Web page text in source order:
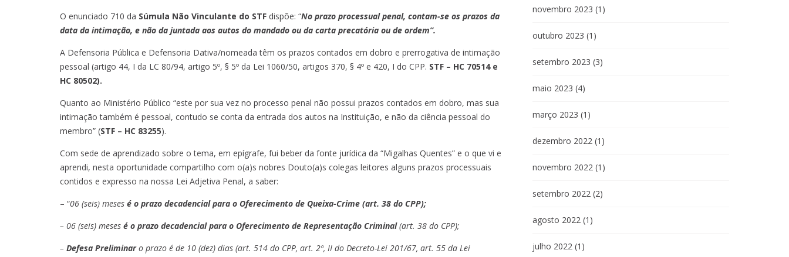
O enunciado 710 da Súmula Não Vinculante do STF dispõe: “No prazo processual penal, contam-se os prazos da
data da intimação, e não da juntada aos autos do mandado ou da carta precatória ou de ordem”.
A Defensoria Pública e Defensoria Dativa/nomeada têm os prazos contados em dobro e prerrogativa de intimação
pessoal (artigo 44, I da LC 80/94, artigo 5º, § 5º da Lei 1060/50, artigos 370, § 4º e 420, I do CPP. STF – HC 70514 e
HC 80502).
Quanto ao Ministério Público “este por sua vez no processo penal não possui prazos contados em dobro, mas sua
intimação também é pessoal, contudo se conta da entrada dos autos na Instituição, e não da ciência pessoal do
membro” (STF – HC 83255).
Com sede de aprendizado sobre o tema, em epígrafe, fui beber da fonte jurídica da “Migalhas Quentes” e o que vi e
aprendi, nesta oportunidade compartilho com o(a)s nobres Douto(a)s colegas leitores alguns prazos processuais
contidos e expresso na nossa Lei Adjetiva Penal, a saber:
– “06 (seis) meses é o prazo decadencial para o Oferecimento de Queixa-Crime (art. 38 do CPP);
– 06 (seis) meses é o prazo decadencial para o Oferecimento de Representação Criminal(art. 38 do CPP);
– Defesa Preliminaro prazo é de 10 (dez) dias (art. 514 do CPP, art. 2º, II do Decreto-Lei 201/67, art. 55 da Lei
novembro 2023 (1)
outubro 2023 (1)
setembro 2023 (3)
maio 2023 (4)
março 2023 (1)
dezembro 2022 (1)
novembro 2022 (1)
setembro 2022 (2)
agosto 2022 (1)
julho 2022 (1)